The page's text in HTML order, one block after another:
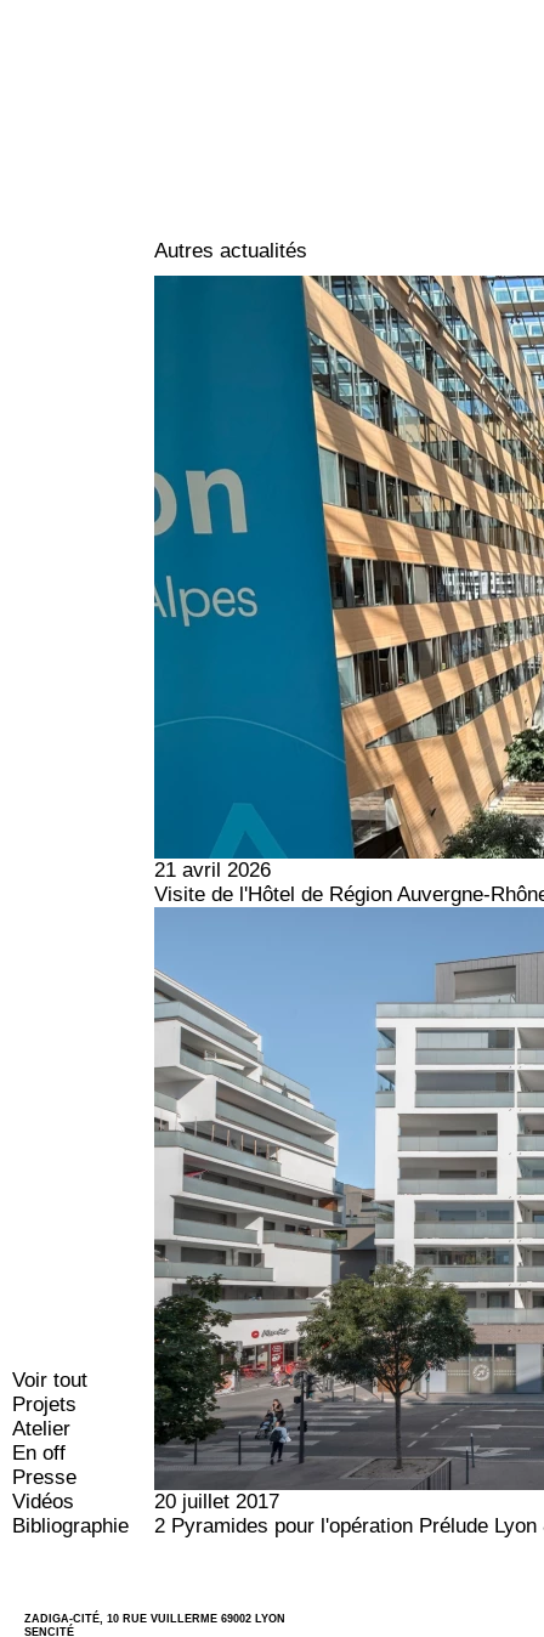
Voir tout
Projets
Atelier
En off
Presse
Vidéos
Bibliographie
Autres actualités
21 avril 2026
Visite de l'Hôtel de Région Auvergne-
20 juillet 2017
2 Pyramides pour l'opération Prélude Lyon
ZADIGA-CITÉ, 10 RUE VUILLERME 69002 LYON
SENCITÉ